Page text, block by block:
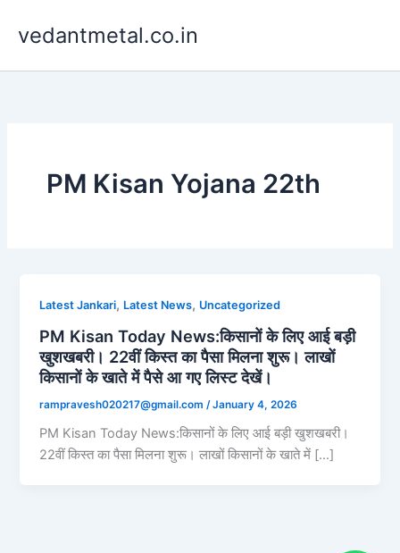
vedantmetal.co.in
PM Kisan Yojana 22th
Latest Jankari, Latest News, Uncategorized
PM Kisan Today News:किसानों के लिए आई बड़ी
खुशखबरी। 22वीं किस्त का पैसा मिलना शुरू। लाखों
किसानों के खाते में पैसे आ गए लिस्ट देखें।
rampravesh020217@gmail.com /January 4, 2026
PM Kisan Today News:किसानों के लिए आई बड़ी खुशखबरी।
22वीं किस्त का पैसा मिलना शुरू। लाखों किसानों के खाते में […]